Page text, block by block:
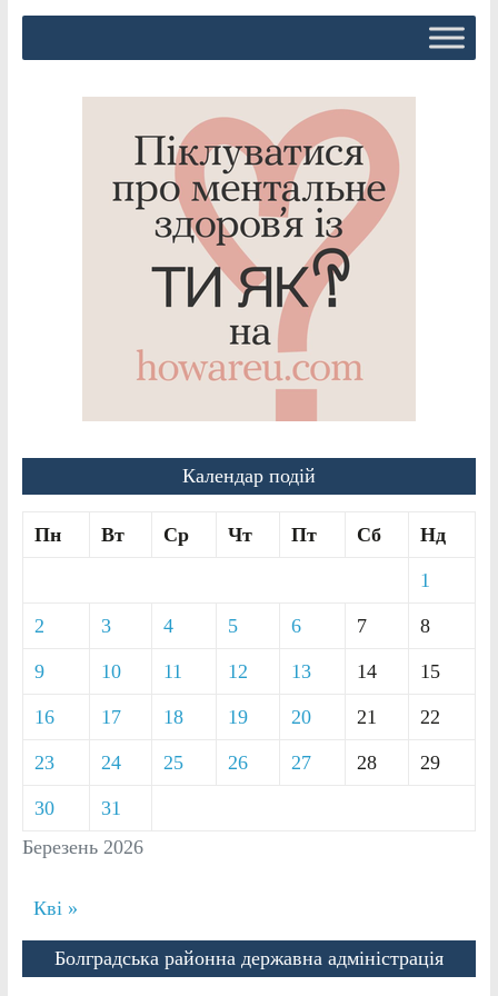
Календар подій
Березень 2026
Пн Вт Ср Чт Пт Сб Нд
1
2 3 4 5 6 7 8
9 10 11 12 13 14 15
16 17 18 19 20 21 22
23 24 25 26 27 28 29
30 31
Кві »
Болградська районна державна адміністрація